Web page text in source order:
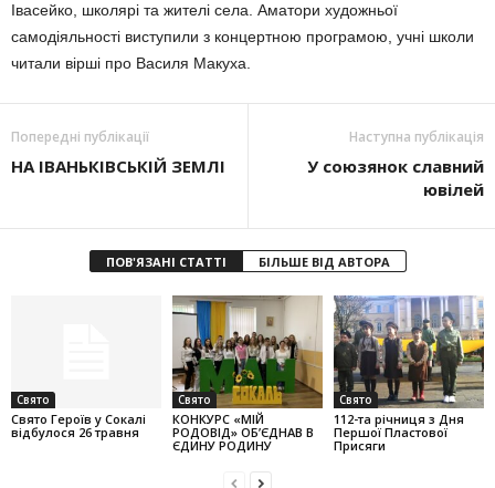
Івасейко, школярі та жителі села. Аматори художньої
самодіяльності виступили з концертною програмою, учні школи
читали вірші про Василя Макуха.
Попередні публікації
НА ІВАНЬКІВСЬКІЙ ЗЕМЛІ
Наступна публікація
У союзянок славний
ювілей
ПОВ'ЯЗАНІ СТАТТІ БІЛЬШЕ ВІД АВТОРА
Свято
Свято Героїв у Сокалі
відбулося 26 травня
Свято
КОНКУРС «МІЙ
РОДОВІД» ОБ’ЄДНАВ В
ЄДИНУ РОДИНУ
Свято
112-та річниця з Дня
Першої Пластової
Присяги